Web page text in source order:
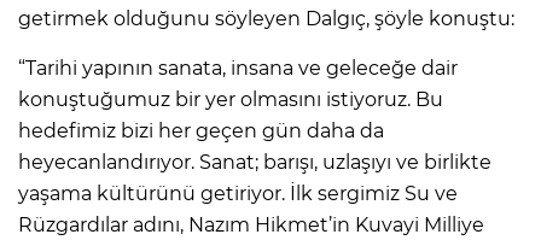
getirmek olduğunu söyleyen Dalgıç, şöyle konuştu:
“Tarihi yapının sanata, insana ve geleceğe dair
konuştuğumuz bir yer olmasını istiyoruz. Bu
hedefimiz bizi her geçen gün daha da
heyecanlandırıyor. Sanat; barışı, uzlaşıyı ve birlikte
yaşama kültürünü getiriyor. İlk sergimiz Su ve
Rüzgardılar adını, Nazım Hikmet’in Kuvayi Milliye